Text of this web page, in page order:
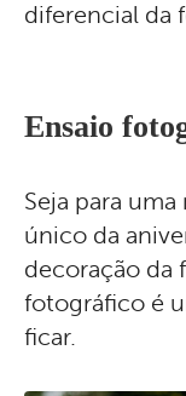
diferencial da
Ensaio
Seja para
único da
decoração da
fotográfico é
ficar.